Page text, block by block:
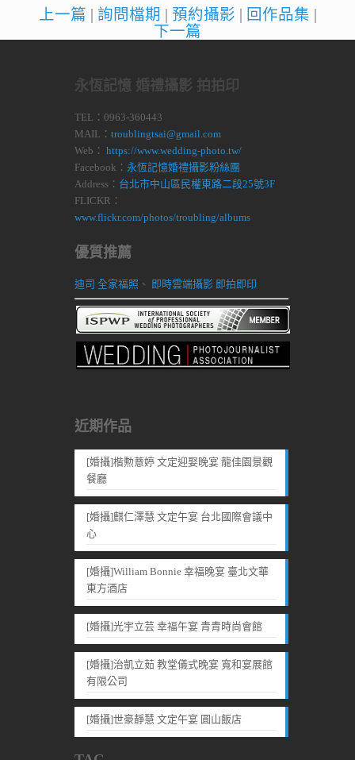
上一篇
詢問檔期 預約攝影 回作品集
下一篇
永恆記憶 婚禮攝影 拍拍印
TEL：0963-360443
MAIL： troublingtsai@gmail.com
Web： https://www.wedding-photo.tw/
Facebook： 永恆記憶婚禮攝影粉絲團
Address： 台北市中山區民權東路二段25號3F
FLICKR：
www.flickr.com/photos/troubling/albums
優質推薦
迪司 全家福照 、 即時雲端攝影 即拍即印
近期作品
[婚攝]楷勲薏婷 文定迎娶晚宴 龍佳園景觀
餐廳
[婚攝]麒仁澤慧 文定午宴 台北國際會議中
心
[婚攝]William Bonnie 幸福晚宴 臺北文華
東方酒店
[婚攝]光宇立芸 幸福午宴 青青時尚會館
[婚攝]治凱立茹 教堂儀式晚宴 寬和宴展館
有限公司
[婚攝]世豪靜慧 文定午宴 圓山飯店